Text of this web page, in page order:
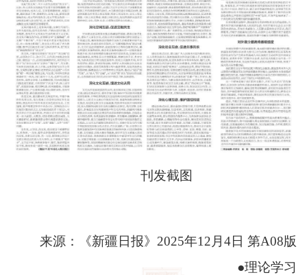
刊发截图
来源：《新疆日报》2025年12月4日 第A08版
●理论学习